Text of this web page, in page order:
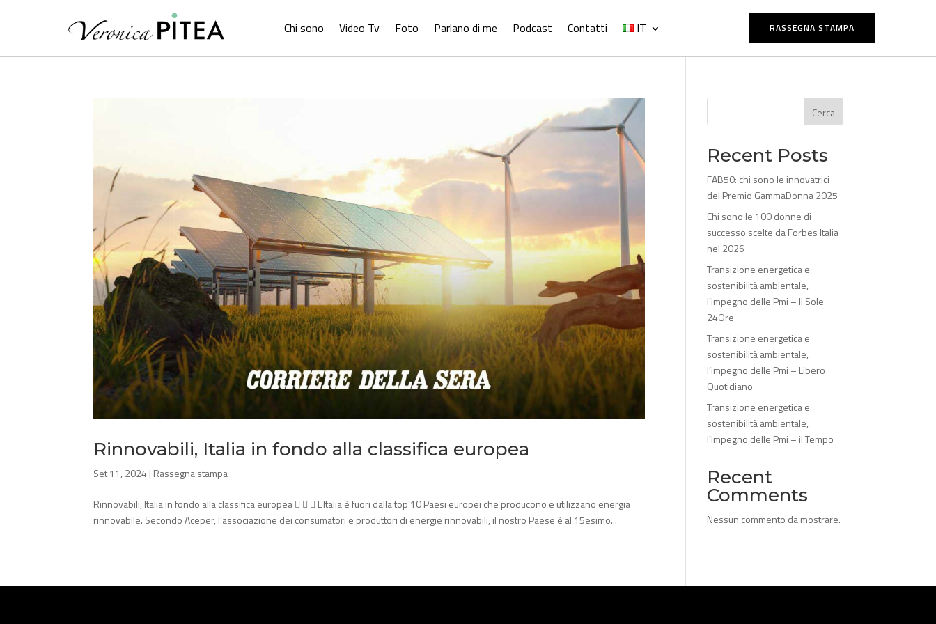
Chi sono Video Tv Foto Parlano di me Podcast Contatti IT RASSEGNA STAMPA
Rinnovabili, Italia in fondo alla classifica europea
Set 11, 2024 | Rassegna stampa
Rinnovabili, Italia in fondo alla classifica europea    L’Italia è fuori dalla top 10 Paesi europei che producono e utilizzano energia
rinnovabile. Secondo Aceper, l’associazione dei consumatori e produttori di energie rinnovabili, il nostro Paese è al 15esimo...
Cerca
Recent Posts
FAB50: chi sono le innovatrici
del Premio GammaDonna 2025
Chi sono le 100 donne di
successo scelte da Forbes Italia
nel 2026
Transizione energetica e
sostenibilità ambientale,
l’impegno delle Pmi – Il Sole
24Ore
Transizione energetica e
sostenibilità ambientale,
l’impegno delle Pmi – Libero
Quotidiano
Transizione energetica e
sostenibilità ambientale,
l’impegno delle Pmi – il Tempo
Recent
Comments
Nessun commento da mostrare.